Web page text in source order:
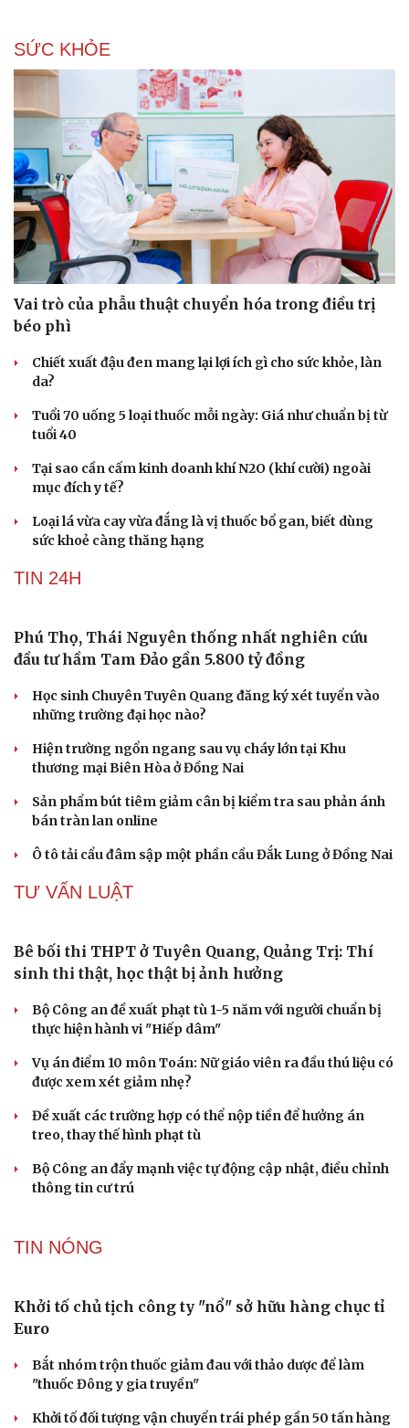
Du lịch
Tư vấn
check-in
Podcast
Câu chuyện thời sự
Cửa sổ tình yêu
Hạt giống tâm hồn
SỨC KHỎE
Vai trò của phẫu thuật chuyển hóa trong điều trị
béo phì
Chiết xuất đậu đen mang lại lợi ích gì cho sức khỏe, làn
da?
Tuổi 70 uống 5 loại thuốc mỗi ngày: Giá như chuẩn bị từ
tuổi 40
Tại sao cần cấm kinh doanh khí N2O (khí cười) ngoài
mục đích y tế?
Loại lá vừa cay vừa đắng là vị thuốc bổ gan, biết dùng
sức khoẻ càng thăng hạng
TIN 24H
Phú Thọ, Thái Nguyên thống nhất nghiên cứu
đầu tư hầm Tam Đảo gần 5.800 tỷ đồng
Học sinh Chuyên Tuyên Quang đăng ký xét tuyển vào
những trường đại học nào?
Hiện trường ngổn ngang sau vụ cháy lớn tại Khu
thương mại Biên Hòa ở Đồng Nai
Sản phẩm bút tiêm giảm cân bị kiểm tra sau phản ánh
bán tràn lan online
Ô tô tải cẩu đâm sập một phần cầu Đắk Lung ở Đồng Nai
TƯ VẤN LUẬT
Bê bối thi THPT ở Tuyên Quang, Quảng Trị: Thí
sinh thi thật, học thật bị ảnh hưởng
Bộ Công an đề xuất phạt tù 1-5 năm với người chuẩn bị
thực hiện hành vi "Hiếp dâm"
Vụ án điểm 10 môn Toán: Nữ giáo viên ra đầu thú liệu có
được xem xét giảm nhẹ?
Đề xuất các trường hợp có thể nộp tiền để hưởng án
treo, thay thế hình phạt tù
Bộ Công an đẩy mạnh việc tự động cập nhật, điều chỉnh
thông tin cư trú
TIN NÓNG
Khởi tố chủ tịch công ty "nổ" sở hữu hàng chục tỉ
Euro
Bắt nhóm trộn thuốc giảm đau với thảo dược để làm
"thuốc Đông y gia truyền"
Khởi tố đối tượng vận chuyển trái phép gần 50 tấn hàng